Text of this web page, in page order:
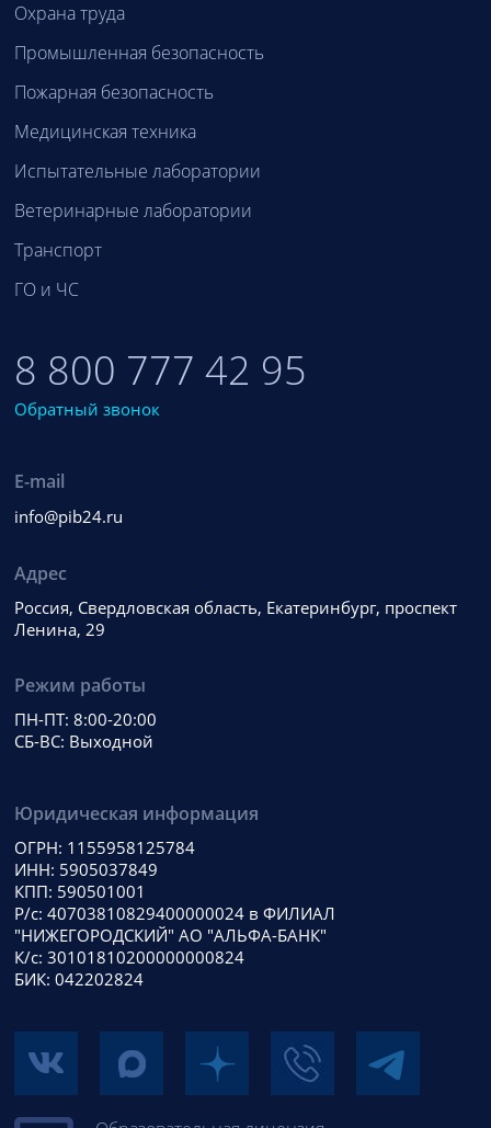
Охрана труда
Промышленная безопасность
Пожарная безопасность
Медицинская техника
Испытательные лаборатории
Ветеринарные лаборатории
Транспорт
ГО и ЧС
8 800 777 42 95
Обратный звонок
E-mail
info@pib24.ru
Адрес
Россия, Свердловская область, Екатеринбург, проспект
Ленина, 29
Режим работы
ПН-ПТ: 8:00-20:00
СБ-ВС: Выходной
Юридическая информация
ОГРН: 1155958125784
ИНН: 5905037849
КПП: 590501001
Р/с: 40703810829400000024 в ФИЛИАЛ
"НИЖЕГОРОДСКИЙ" АО "АЛЬФА-БАНК"
К/с: 30101810200000000824
БИК: 042202824